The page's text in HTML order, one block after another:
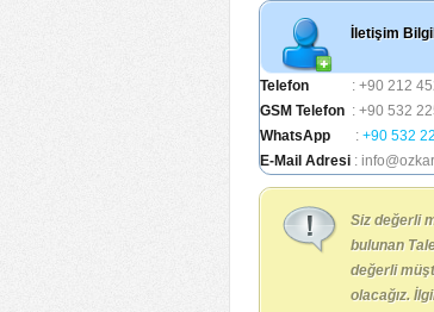
İletişim
Telefon
: +90 212
GSM Telefon : +90 532
WhatsApp : +90 532
E-Mail Adresi :
Siz değerli
bulunan
değerli
olacağız.